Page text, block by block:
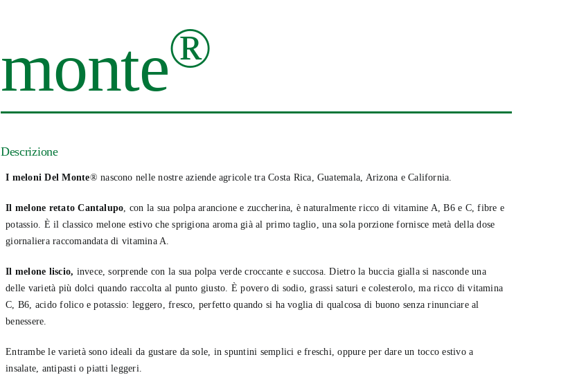
monte®
Descrizione
I meloni Del Monte® nascono nelle nostre aziende agricole tra Costa Rica, Guatemala, Arizona e California.
Il melone retato Cantalupo, con la sua polpa arancione e zuccherina, è naturalmente ricco di vitamine A, B6 e C, fibre e
potassio. È il classico melone estivo che sprigiona aroma già al primo taglio, una sola porzione fornisce metà della dose
giornaliera raccomandata di vitamina A.
Il melone liscio, invece, sorprende con la sua polpa verde croccante e succosa. Dietro la buccia gialla si nasconde una
delle varietà più dolci quando raccolta al punto giusto. È povero di sodio, grassi saturi e colesterolo, ma ricco di vitamina
C, B6, acido folico e potassio: leggero, fresco, perfetto quando si ha voglia di qualcosa di buono senza rinunciare al
benessere.
Entrambe le varietà sono ideali da gustare da sole, in spuntini semplici e freschi, oppure per dare un tocco estivo a
insalate, antipasti o piatti leggeri.